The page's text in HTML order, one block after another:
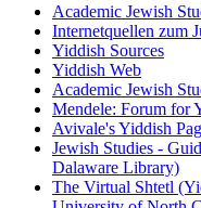
Academic Jewish
Internetquellen zum
Yiddish Sources
Yiddish Web
Academic Jewish
Mendele: Forum for
Avivale's Yiddish
Jewish Studies -
Dalaware Library)
The Virtual Shtetl